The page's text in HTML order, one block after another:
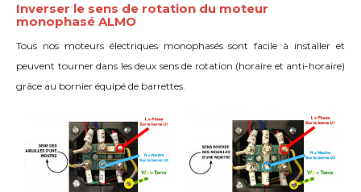
Inverser le sens de rotation du moteur
monophasé ALMO
Tous nos moteurs électriques monophasés sont facile à installer et
peuvent tourner dans les deux sens de rotation (horaire et anti-horaire)
grâce au bornier équipé de barrettes.